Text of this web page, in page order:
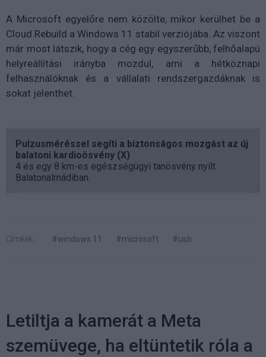
A Microsoft egyelőre nem közölte, mikor kerülhet be a
Cloud Rebuild a Windows 11 stabil verziójába. Az viszont
már most látszik, hogy a cég egy egyszerűbb, felhőalapú
helyreállítási irányba mozdul, ami a hétköznapi
felhasználóknak és a vállalati rendszergazdáknak is
sokat jelenthet.
Pulzusméréssel segíti a biztonságos mozgást az új
balatoni kardioösvény (X)
4 és egy 8 km-es egészségügyi tanösvény nyílt
Balatonalmádiban.
Címkék: #windows 11 #microsoft #usb
Letiltja a kamerát a Meta
szemüvege, ha eltüntetik róla a